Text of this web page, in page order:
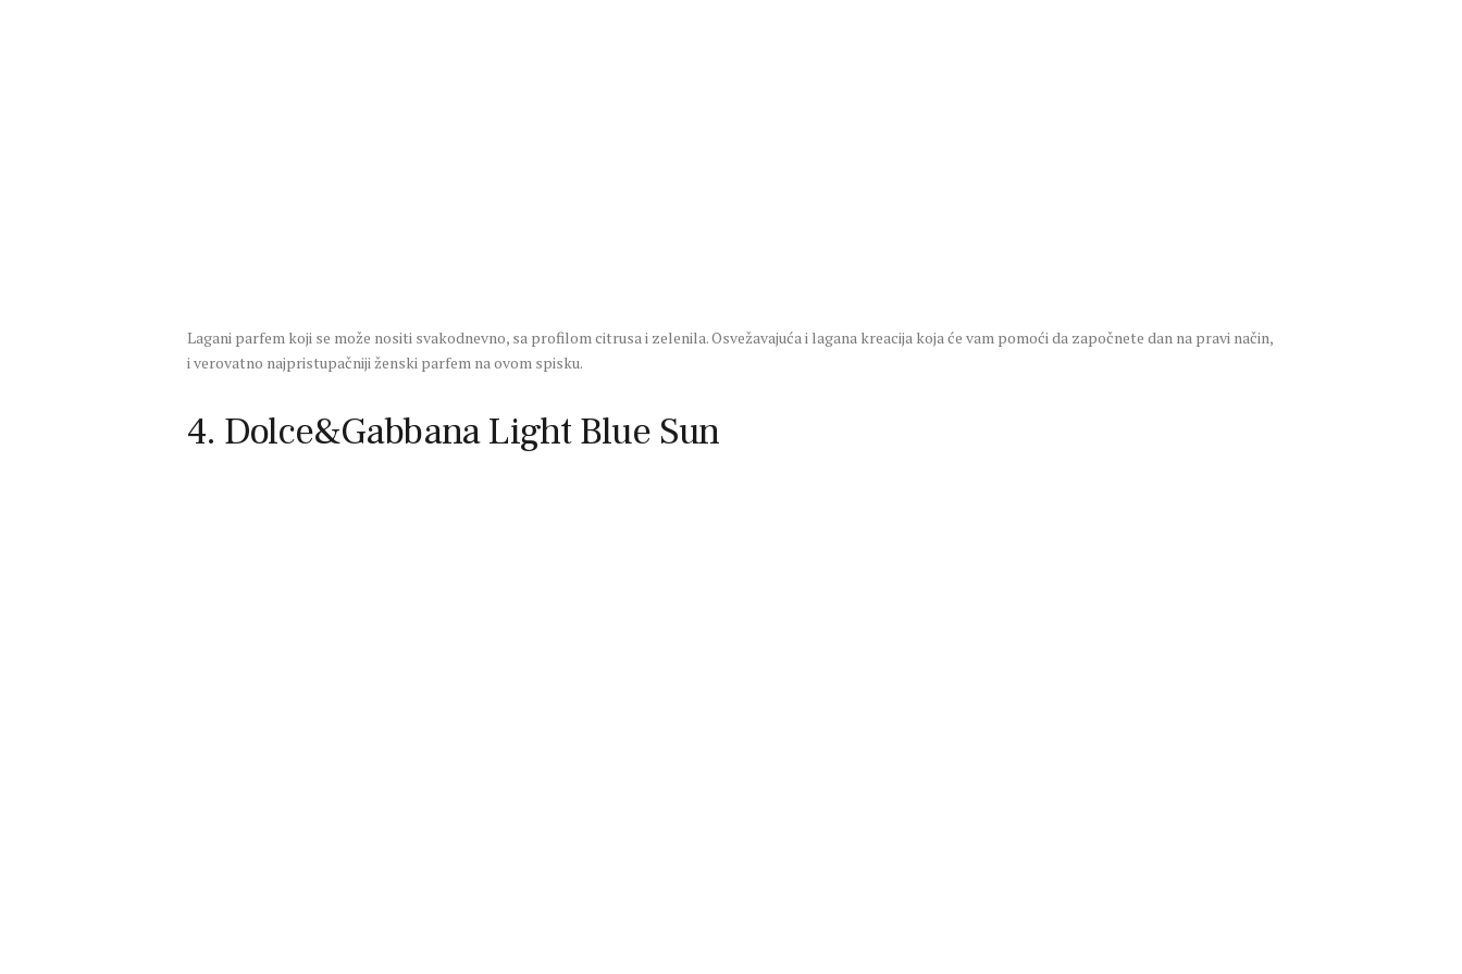
Lagani parfem koji se može nositi svakodnevno, sa profilom citrusa i zelenila. Osvežavajuća i lagana kreacija koja će vam pomoći da započnete dan na pravi način,
i verovatno najpristupačniji ženski parfem na ovom spisku.
4. Dolce&Gabbana Light Blue Sun